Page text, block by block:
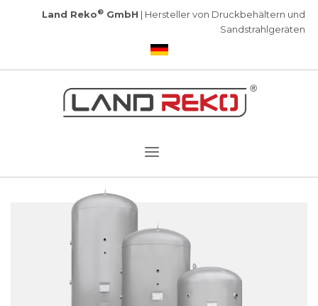
Land Reko® GmbH | Hersteller von Druckbehältern und
Sandstrahlgeräten